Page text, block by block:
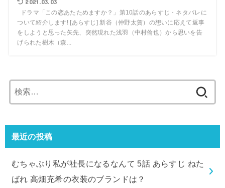
2021.03.03
ドラマ「この恋あたためますか？」第10話のあらすじ・ネタバレに
ついて紹介します! [あらすじ] 新谷（仲野太賀）の想いに応えて返事
をしようと思った矢先、突然現れた浅羽（中村倫也）から思いを告
げられた樹木（森...
索:
最近の投稿
むちゃぶり私が社長になるなんて 5話 あらすじ ねた
ばれ 高畑充希の衣装のブランドは？